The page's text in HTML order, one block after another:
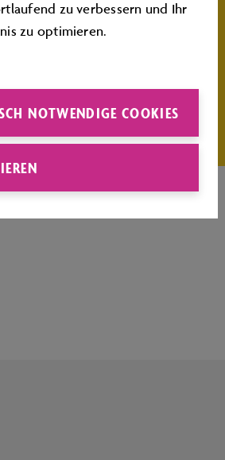
Kosten nutzen.
zu verbessern und Ihr
zu optimieren.
NOTWENDIGE COOKIES